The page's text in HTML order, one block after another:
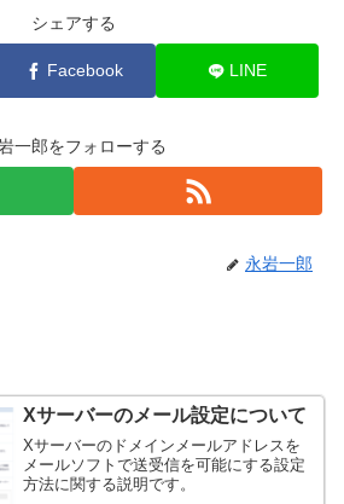
シェアする
Facebook LINE
一郎をフォローする
永岩一郎
Xサーバーのメール設定について
Xサーバーのドメインメールアドレスを
メールソフトで送受信を可能にする設定
方法に関する説明です。